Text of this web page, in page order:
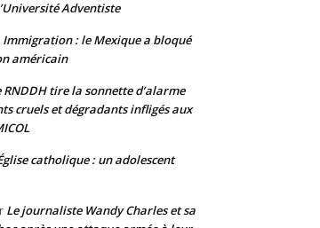
Adventiste
Immigration : le Mexique a bloqué
américain
RNDDH tire la sonnette d’alarme
cruels et dégradants infligés aux
catholique : un adolescent
Le journaliste Wandy Charles et sa